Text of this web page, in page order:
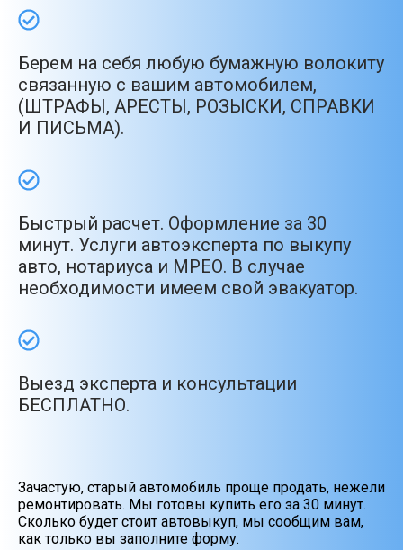
Берем на себя любую бумажную волокиту
связанную с вашим автомобилем,
(ШТРАФЫ, АРЕСТЫ, РОЗЫСКИ, СПРАВКИ
И ПИСЬМА).
Быстрый расчет. Оформление за 30
минут. Услуги автоэксперта по выкупу
авто, нотариуса и МРЕО. В случае
необходимости имеем свой эвакуатор.
Выезд эксперта и консультации
БЕСПЛАТНО.
Зачастую, старый автомобиль проще продать, нежели
ремонтировать. Мы готовы купить его за 30 минут.
Сколько будет стоит автовыкуп, мы сообщим вам,
как только вы заполните форму.